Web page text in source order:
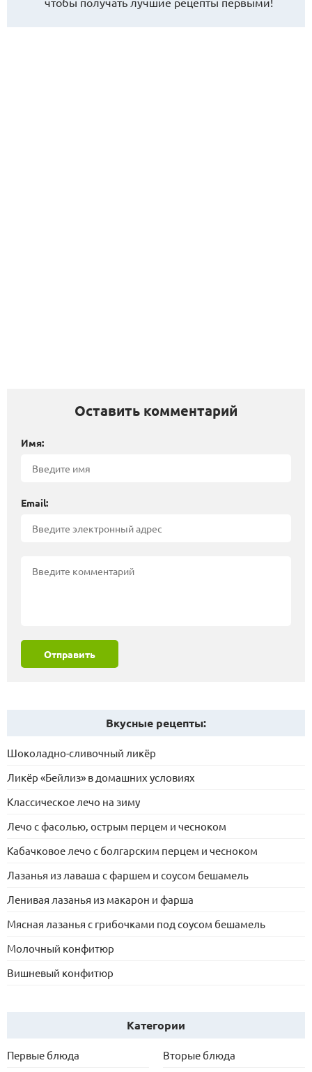
Оставить комментарий
Имя:
Email:
Отправить
Вкусные рецепты:
Шоколадно-сливочный ликёр
Ликёр «Бейлиз» в домашних условиях
Классическое лечо на зиму
Лечо с фасолью, острым перцем и чесноком
Кабачковое лечо с болгарским перцем и чесноком
Лазанья из лаваша с фаршем и соусом бешамель
Ленивая лазанья из макарон и фарша
Мясная лазанья с грибочками под соусом бешамель
Молочный конфитюр
Вишневый конфитюр
Категории
Первые блюда
Вторые блюда